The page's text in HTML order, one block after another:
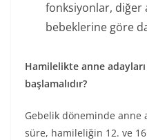
fonksiyonlar, diğer
bebeklerine göre
Hamilelikte anne
başlamalıdır?
Gebelik döneminde anne
süre, hamileliğin 12. ve